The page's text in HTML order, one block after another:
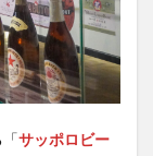
サッポロビー